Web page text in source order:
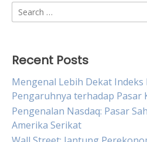
Search
for:
Recent Posts
Mengenal Lebih Dekat Indeks
Pengaruhnya terhadap Pasar
Pengenalan Nasdaq: Pasar
Amerika Serikat